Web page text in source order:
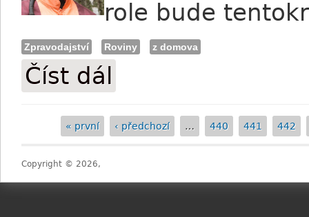
role bude
Zpravodajství Roviny z domova
Číst dál
Stránky
« první ‹ předchozí … 440 441 442
Copyright © 2026,